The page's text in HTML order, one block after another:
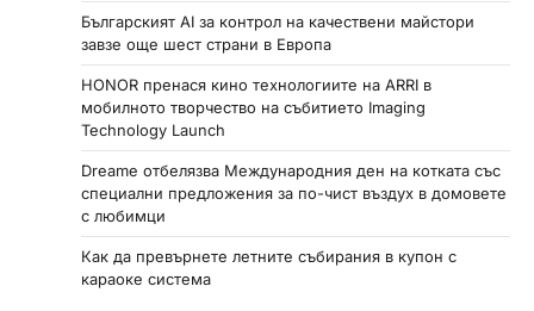
Българският AI за контрол на качествени майстори
завзе още шест страни в Европа
HONOR пренася кино технологиите на ARRI в
мобилното творчество на събитието Imaging
Technology Launch
Dreame отбелязва Международния ден на котката със
специални предложения за по-чист въздух в домовете
с любимци
Как да превърнете летните събирания в купон с
караоке система